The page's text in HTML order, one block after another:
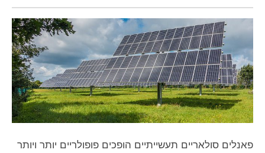
פאנלים סולאריים תעשייתיים הופכים פופולריים יותר ויותר